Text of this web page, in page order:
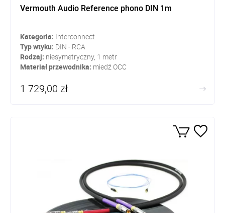
Vermouth Audio Reference phono DIN 1m
Kategoria: Interconnect
Typ wtyku: DIN - RCA
Rodzaj: niesymetryczny, 1 metr
Materiał przewodnika: miedź OCC
1 729,00 zł